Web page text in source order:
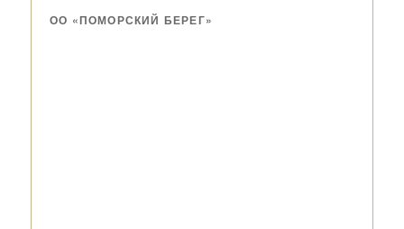
ОО «ПОМОРСКИЙ БЕРЕГ»